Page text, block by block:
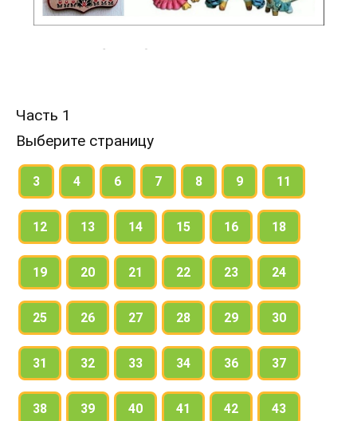
Часть 1
Выберите страницу
3 4 6 7 8 9 11
12 13 14 15 16 18
19 20 21 22 23 24
25 26 27 28 29 30
31 32 33 34 36 37
38 39 40 41 42 43